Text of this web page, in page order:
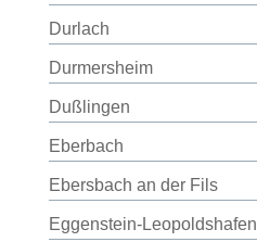
Durlach
Durmersheim
Dußlingen
Eberbach
Ebersbach an der Fils
Eggenstein-Leopoldshafen